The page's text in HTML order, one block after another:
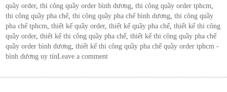
quầy order,thi công quầy order bình dương ,thi công quầy order tphcm
thi công quầy pha chế,thi công quầy pha chế bình dương ,thi công quầy
pha chế tphcm ,thiết kế quầy order,thiết kế quầy pha chế,thiết kế thi công
quầy order,thiết kế thi công quầy pha chế,thiết kế thi công quầy pha chế
quầy order bình dương ,thiết kế thi công quầy pha chế quầy order tphcm -
bình dương uy tínLeave a comment